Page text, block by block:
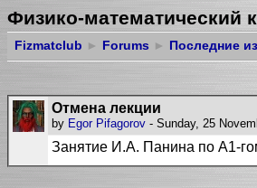
Физико-
Fizmatclub ► Forums ► Последние
Отмена лекции
by Egor Pifagorov - Sunday, 25
Занятие И.А. Панина по A1-